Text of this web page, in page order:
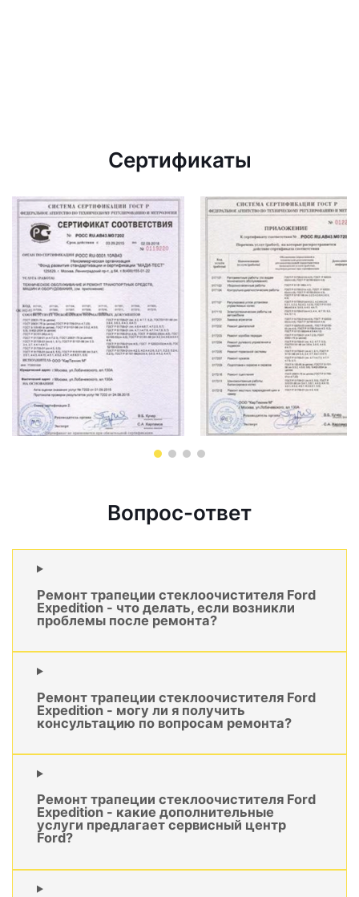
Сертификаты
Вопрос-ответ
Ремонт трапеции стеклоочистителя Ford
Expedition - что делать, если возникли
проблемы после ремонта?
Ремонт трапеции стеклоочистителя Ford
Expedition - могу ли я получить
консультацию по вопросам ремонта?
Ремонт трапеции стеклоочистителя Ford
Expedition - какие дополнительные
услуги предлагает сервисный центр
Ford?